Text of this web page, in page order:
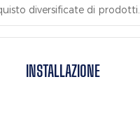
diversificate di prodotti.
INSTALLAZIONE